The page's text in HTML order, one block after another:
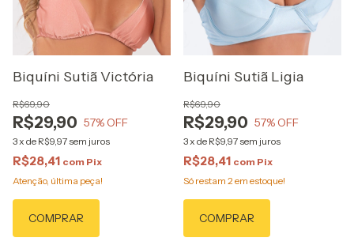
Biquíni Sutiã Victória
R$29,90
R$69,90
57% OFF
3 x de R$9,97 sem juros
R$28,41 com Pix
Atenção, última peça!
COMPRAR
Biquíni Sutiã Ligia
R$29,90
R$69,90
57% OFF
3 x de R$9,97 sem juros
R$28,41 com Pix
Só restam 2 em estoque!
COMPRAR